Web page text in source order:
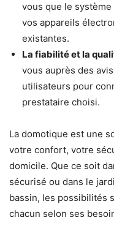
vous que le
vos appareils
existantes.
La fiabilité et la
vous auprès des
utilisateurs pour
prestataire choisi.
La domotique est une
votre confort, votre
domicile. Que ce soit
sécurisé ou dans le
bassin, les possibilités
chacun selon ses